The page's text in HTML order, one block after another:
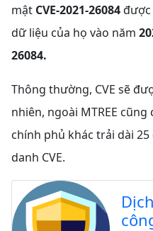
mật CVE-2021-26084được
dữ liệu của họ vào năm
26084.
Thông thường, CVE sẽ
nhiên, ngoài MTREE
chính phủ khác trải dài
danh CVE.